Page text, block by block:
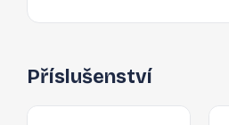
Příslušenství